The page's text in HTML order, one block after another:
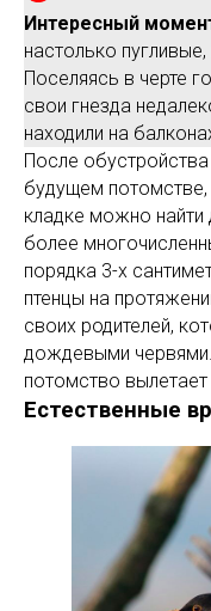
Интересный
настолько
Поселяясь в черте
свои гнезда
находили на
После
будущем
кладке можно найти
более
порядка 3-х
птенцы на
своих родителей,
дождевыми
потомство вылетает
Естественные